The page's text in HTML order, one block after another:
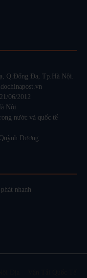
Q.Đống Đa, Tp.Hà Nội.
06/2012
Nội
nước và quốc tế
Dương
nhanh